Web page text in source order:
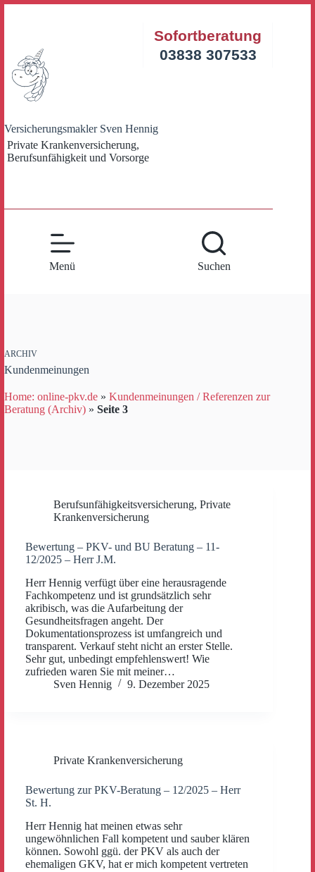
Versicherungsmakler Sven Hennig
Private Krankenversicherung,
Berufsunfähigkeit und Vorsorge
Sofortberatung
03838 307533
Menü Suchen
ARCHIV
Kundenmeinungen
Home: online-pkv.de » Kundenmeinungen / Referenzen zur
Beratung (Archiv) » Seite 3
Berufsunfähigkeitsversicherung, Private
Krankenversicherung
Bewertung – PKV- und BU Beratung – 11-
12/2025 – Herr J.M.
Herr Hennig verfügt über eine herausragende
Fachkompetenz und ist grundsätzlich sehr
akribisch, was die Aufarbeitung der
Gesundheitsfragen angeht. Der
Dokumentationsprozess ist umfangreich und
transparent. Verkauf steht nicht an erster Stelle.
Sehr gut, unbedingt empfehlenswert! Wie
zufrieden waren Sie mit meiner…
Sven Hennig
9. Dezember 2025
Private Krankenversicherung
Bewertung zur PKV-Beratung – 12/2025 – Herr
St. H.
Herr Hennig hat meinen etwas sehr
ungewöhnlichen Fall kompetent und sauber klären
können. Sowohl ggü. der PKV als auch der
ehemaligen GKV, hat er mich kompetent vertreten